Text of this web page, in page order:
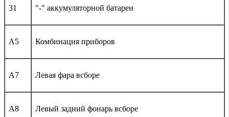
31 "-" аккумуляторной батареи
A5 Комбинация приборов
A7 Левая фара всборе
A8 Левый задний фонарь всборе